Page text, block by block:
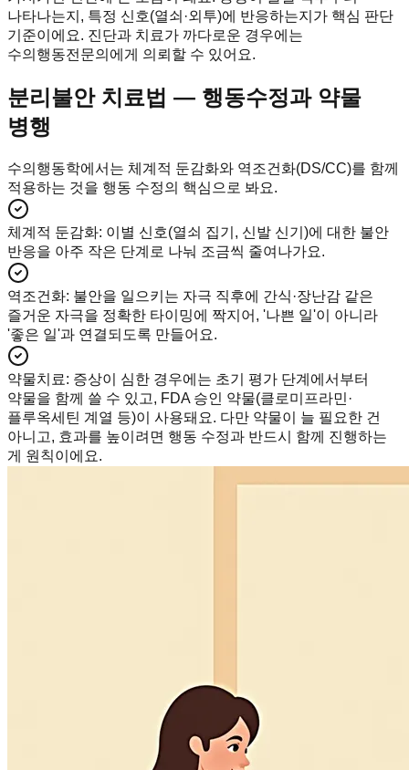
나타나는지, 특정 신호(열쇠·외투)에 반응하는지가 핵심 판단
기준이에요. 진단과 치료가 까다로운 경우에는
수의행동전문의에게 의뢰할 수 있어요.
분리불안 치료법 — 행동수정과 약물
병행
수의행동학에서는 체계적 둔감화와 역조건화(DS/CC)를 함께
적용하는 것을 행동 수정의 핵심으로 봐요.
체계적 둔감화: 이별 신호(열쇠 집기, 신발 신기)에 대한 불안
반응을 아주 작은 단계로 나눠 조금씩 줄여나가요.
역조건화: 불안을 일으키는 자극 직후에 간식·장난감 같은
즐거운 자극을 정확한 타이밍에 짝지어, '나쁜 일'이 아니라
'좋은 일'과 연결되도록 만들어요.
약물치료: 증상이 심한 경우에는 초기 평가 단계에서부터
약물을 함께 쓸 수 있고, FDA 승인 약물(클로미프라민·
플루옥세틴 계열 등)이 사용돼요. 다만 약물이 늘 필요한 건
아니고, 효과를 높이려면 행동 수정과 반드시 함께 진행하는
게 원칙이에요.